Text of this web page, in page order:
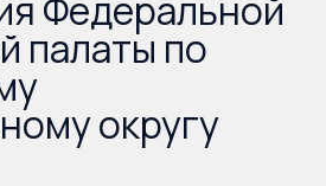
Федеральной
палаты по
округу